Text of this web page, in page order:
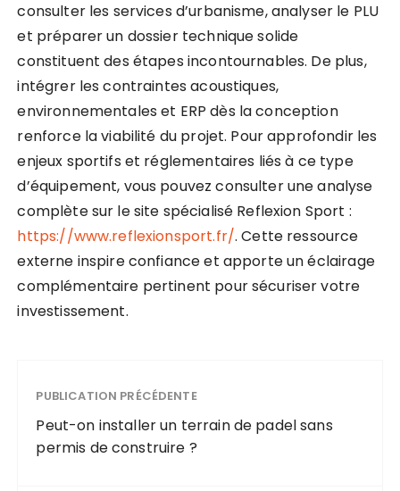
consulter les services d’urbanisme, analyser le PLU
et préparer un dossier technique solide
constituent des étapes incontournables. De plus,
intégrer les contraintes acoustiques,
environnementales et ERP dès la conception
renforce la viabilité du projet. Pour approfondir les
enjeux sportifs et réglementaires liés à ce type
d’équipement, vous pouvez consulter une analyse
complète sur le site spécialisé Reflexion Sport :
https://www.reflexionsport.fr/. Cette ressource
externe inspire confiance et apporte un éclairage
complémentaire pertinent pour sécuriser votre
investissement.
PUBLICATION PRÉCÉDENTE
Peut-on installer un terrain de padel sans
permis de construire ?